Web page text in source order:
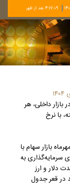
4:17:10 بعد از ظهر
صنعت نیوز، امروز چهارشنبه ۱۰ دی ۱۴۰۴ در بازار داخلی، هر
با نرخ
صنعت نیوز ، طی یک هفته منتهی به ۱۶ مهرماه بازار سهام با
سرمایه‌گذاری به
دلار و ارز
با رشد منفی ۳.۹۷ و ۳.۹۸ درصد در قعر جدول